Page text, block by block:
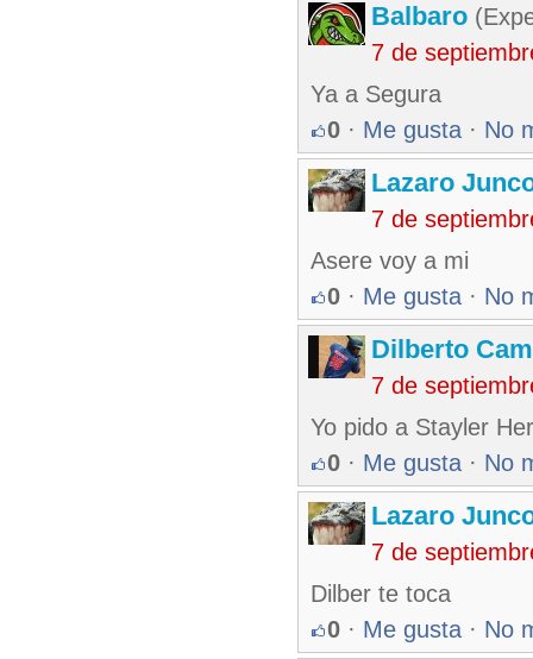
Balbaro
7 de
Ya a Segura
0 · Me gusta · No
Lazaro
7 de
Asere voy a mi
0 · Me gusta · No
Dilberto
7 de
Yo pido a Stayler
0 · Me gusta · No
Lazaro
7 de
Dilber te toca
0 · Me gusta · No